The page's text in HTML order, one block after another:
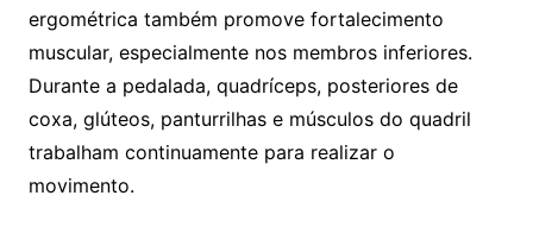
ergométrica também promove fortalecimento
muscular, especialmente nos membros inferiores.
Durante a pedalada, quadríceps, posteriores de
coxa, glúteos, panturrilhas e músculos do quadril
trabalham continuamente para realizar o
movimento.